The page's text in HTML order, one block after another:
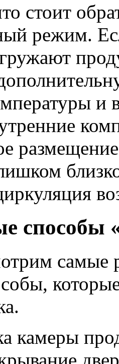
стоит
режим.
и
способы
самые
камеры